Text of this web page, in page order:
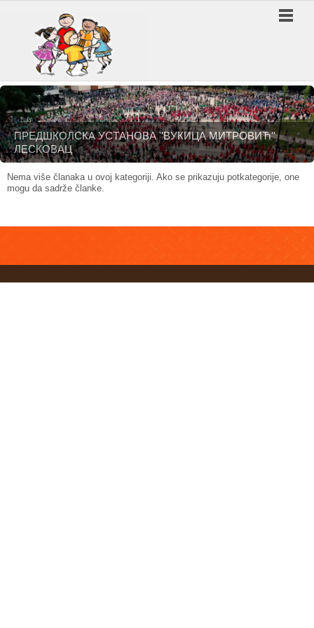
ПРЕДШКОЛСКА УСТАНОВА ''ВУКИЦА МИТРОВИЋ''
ЛЕСКОВАЦ
Nema više članaka u ovoj kategoriji. Ako se prikazuju potkategorije, one
mogu da sadrže članke.